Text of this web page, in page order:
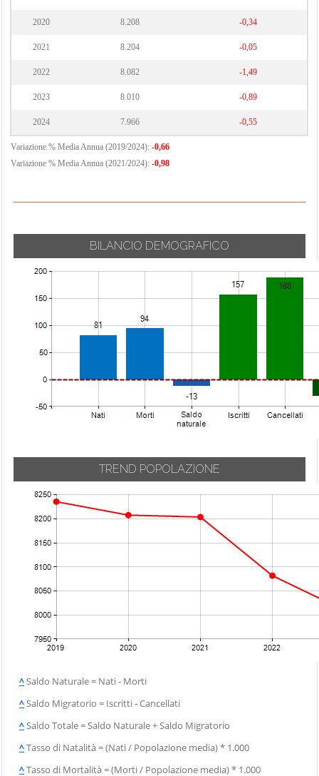
2020 8.208 -0,34
2021 8.204 -0,05
2022 8.082 -1,49
2023 8.010 -0,89
2024 7.966 -0,55
Variazione % Media Annua (2019/2024): -0,66
Variazione % Media Annua (2021/2024): -0,98
BILANCIO DEMOGRAFICO
TREND POPOLAZIONE
^Saldo Naturale = Nati - Morti
^Saldo Migratorio = Iscritti - Cancellati
^Saldo Totale = Saldo Naturale + Saldo Migratorio
^Tasso di Natalità = (Nati / Popolazione media) * 1.000
^Tasso di Mortalità = (Morti / Popolazione media) * 1.000